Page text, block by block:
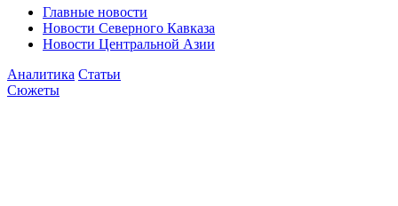
Главные новости
Новости Северного Кавказа
Новости Центральной Азии
Аналитика Статьи
Сюжеты